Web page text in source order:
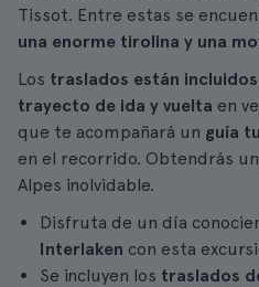
Tissot. Entre estas se
una enorme tirolina y una
Los traslados están incluidos
trayecto de ida y vuelta en
que te acompañará un guía
en el recorrido. Obtendrás
Alpes inolvidable.
Disfruta de un día
Interlaken con esta
Se incluyen los traslados